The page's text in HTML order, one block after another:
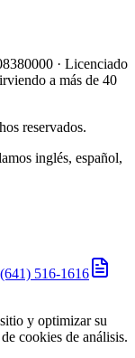
· Licenciado
a más de 40
reservados.
inglés, español,
516-1616
y optimizar su
cookies de análisis.